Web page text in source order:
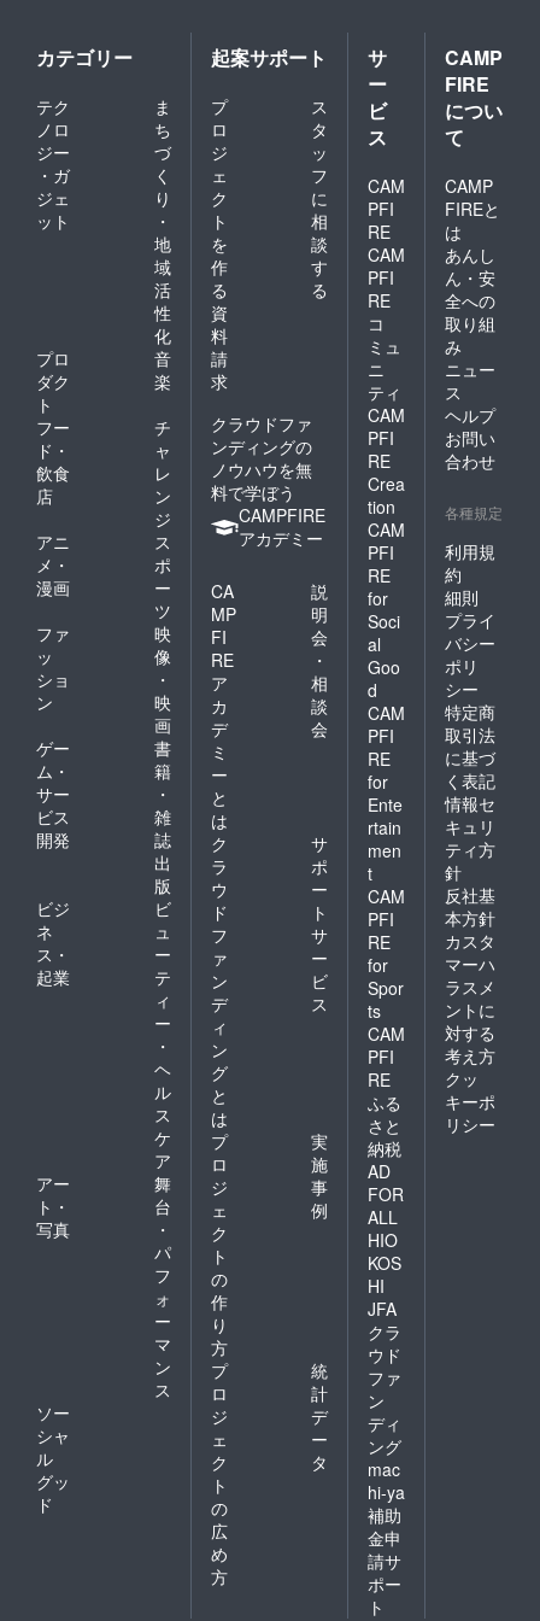
額で
す。
カテゴリー
テク
ノロ
ジー
・ガ
ジェ
ット
ま
ち
づ
く
り
・
地
域
活
性
化
プロ
ダク
ト
音
楽
フー
ド・
飲食
店
チ
ャ
レ
ン
ジ
アニ
メ・
漫画
ス
ポ
ー
ツ
ファ
ッ
ショ
ン
映
像
・
映
画
ゲー
ム・
サー
ビス
開発
書
籍
・
雑
誌
出
版
ビジ
ネ
ス・
起業
ビ
ュ
ー
テ
ィ
ー
・
ヘ
ル
ス
ケ
ア
アー
ト・
写真
舞
台
・
パ
フ
ォ
ー
マ
ン
ス
ソー
シャ
ル
グッ
ド
起案サポート
プ
ロ
ジ
ェ
ク
ト
を
作
る
ス
タ
ッ
フ
に
相
談
す
る
資
料
請
求
クラウドファ
ンディングの
ノウハウを無
料で学ぼう
CAMPFIRE
アカデミー
CA
MP
FI
RE
ア
カ
デ
ミ
ー
と
は
説
明
会
・
相
談
会
ク
ラ
ウ
ド
フ
ァ
ン
デ
ィ
ン
グ
と
は
サ
ポ
ー
ト
サ
ー
ビ
ス
プ
ロ
ジ
ェ
ク
ト
の
作
り
方
実
施
事
例
プ
ロ
ジ
ェ
ク
ト
の
広
め
方
統
計
デ
ー
タ
サ
ー
ビ
ス
CAM
PFI
RE
CAM
PFI
RE
コ
ミュ
ニ
ティ
CAM
PFI
RE
Crea
tion
CAM
PFI
RE
for
Soci
al
Goo
d
CAM
PFI
RE
for
Ente
rtain
men
t
CAM
PFI
RE
for
Spor
ts
CAM
PFI
RE
ふる
さと
納税
AD
FOR
ALL
HIO
KOS
HI
JFA
クラ
ウド
ファ
ン
ディ
ング
mac
hi-ya
補助
金申
請サ
ポー
ト
CAMP
FIRE
につい
て
CAMP
FIREと
は
あんし
ん・安
全への
取り組
み
ニュー
ス
ヘルプ
お問い
合わせ
各種規定
利用規
約
細則
プライ
バシー
ポリ
シー
特定商
取引法
に基づ
く表記
情報セ
キュリ
ティ方
針
反社基
本方針
カスタ
マーハ
ラスメ
ントに
対する
考え方
クッ
キーポ
リシー